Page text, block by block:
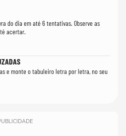
do dia em até 6 tentativas. Observe as
acertar.
e monte o tabuleiro letra por letra, no seu